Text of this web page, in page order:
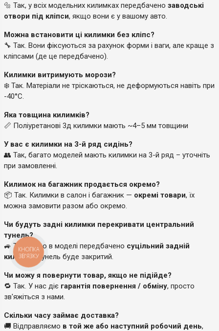
🔩 Так, у всіх модельних килимках передбачено заводські
отвори під кліпси, якщо вони є у вашому авто.
Можна встановити ці килимки без кліпс?
🔧 Так. Вони фіксуються за рахунок форми і ваги, але краще з
кліпсами (де це передбачено).
Килимки витримують морози?
❄️ Так. Матеріали не тріскаються, не деформуються навіть при
-40°C.
Яка товщина килимків?
📏 Поліуретанові 3д килимки мають ~4–5 мм товщини
У вас є килимки на 3-й ряд сидінь?
👥 Так, багато моделей мають килимки на 3-й ряд – уточніть
при замовленні.
Килимок на багажник продається окремо?
📦 Так. Килимки в салон і багажник — окремі товари, їх
можна замовити разом або окремо.
Чи будуть задні килимки перекривати центральний
тунель?
🚙 Так, якщо в моделі передбачено суцільний задній
килимок, тунель буде закритий.
Чи можу я повернути товар, якщо не підійде?
🔁 Так. У нас діє гарантія повернення / обміну, просто
зв'яжіться з нами.
Скільки часу займає доставка?
🚚 Відправляємо в той же або наступний робочий день,
КНОПКА
ЗВ'ЯЗКУ